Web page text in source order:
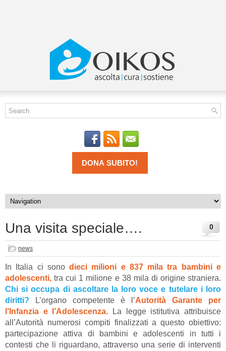
0
Una visita speciale….
news
In Italia ci sonodieci milioni e 837 mila tra bambini e
adolescenti, tra cui 1 milione e 38 mila di origine straniera.
Chi si occupa di ascoltare la loro voce e tutelare i loro
diritti? L’organo competente è l’Autorità Garante per
l’Infanzia e l’Adolescenza. La legge istitutiva attribuisce
all’Autorità numerosi compiti finalizzati a questo obiettivo:
partecipazione attiva di bambini e adolescenti in tutti i
contesti che li riguardano, attraverso una serie di interventi